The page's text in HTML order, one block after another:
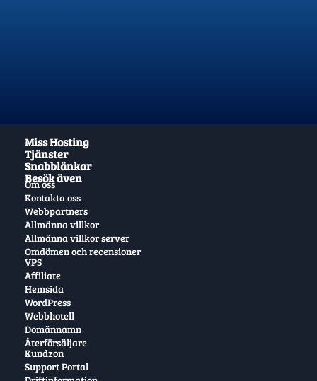
Miss Hosting
Tjänster
Snabblänkar
Besök även
Om oss
Kontakta oss
Webbpartners
Allmänna villkor
Allmänna villkor server
Omdömen och recensioner
VPS
Affiliate
Hemsida
WordPress
Webbhotell
Domännamn
Återförsäljare
Kundzon
Support Portal